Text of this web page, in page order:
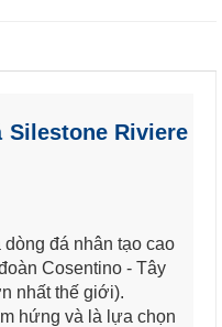
Silestone Riviere
đá nhân tạo cao
Cosentino - Tây
nhất thế giới).
hứng và là lựa chọn